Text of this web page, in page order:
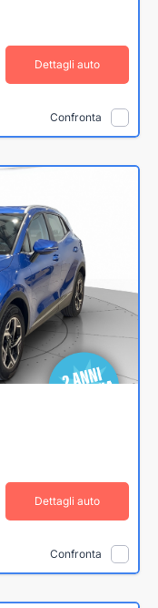
Dettagli auto
Confronta
Dettagli auto
Confronta